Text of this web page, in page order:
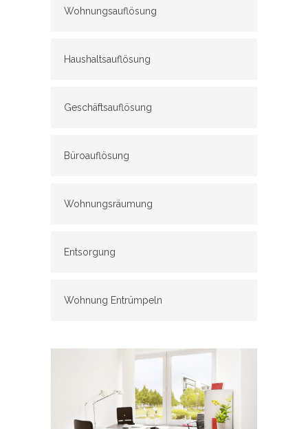
Wohnungsauflösung
Haushaltsauflösung
Geschäftsauflösung
Büroauflösung
Wohnungsräumung
Entsorgung
Wohnung Entrümpeln